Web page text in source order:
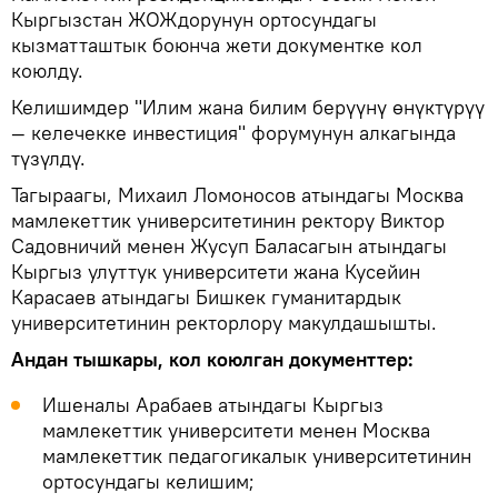
Кыргызстан ЖОЖдорунун ортосундагы
кызматташтык боюнча жети документке кол
коюлду.
Келишимдер "Илим жана билим берүүнү өнүктүрүү
— келечекке инвестиция" форумунун алкагында
түзүлдү.
Тагыраагы, Михаил Ломоносов атындагы Москва
мамлекеттик университетинин ректору Виктор
Садовничий менен Жусуп Баласагын атындагы
Кыргыз улуттук университети жана Кусейин
Карасаев атындагы Бишкек гуманитардык
университетинин ректорлору макулдашышты.
Андан тышкары, кол коюлган документтер:
Ишеналы Арабаев атындагы Кыргыз
мамлекеттик университети менен Москва
мамлекеттик педагогикалык университетинин
ортосундагы келишим;